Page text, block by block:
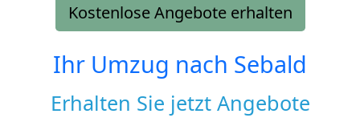
Kostenlose Angebote erhalten
Ihr Umzug nach Sebald
Erhalten Sie jetzt Angebote